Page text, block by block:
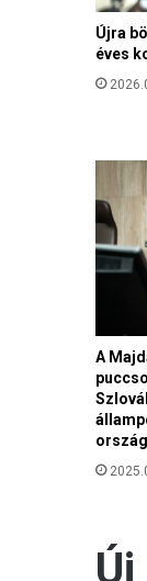
á
r
i
f
v
á
n
Újra
éves
A